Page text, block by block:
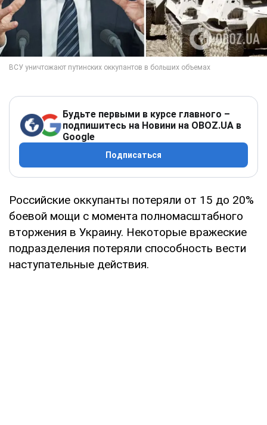
Будьте первыми в курсе главного –
подпишитесь на Новини на OBOZ.UA в
Google
Подписаться
Российские оккупанты потеряли от 15 до 20%
боевой мощи с момента полномасштабного
вторжения в Украину. Некоторые вражеские
подразделения потеряли способность вести
наступательные действия.